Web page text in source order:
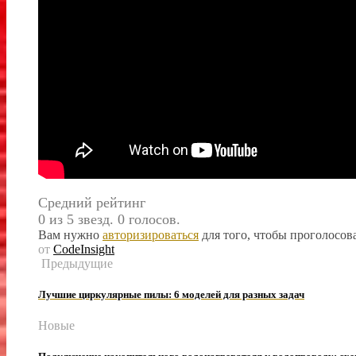
Средний рейтинг
0 из 5 звезд. 0 голосов.
Вам нужно авторизироваться для того, чтобы
от CodeInsight
Предыдущие
Лучшие циркуляр­ные пилы: 6 моделей для разных задач
Новые